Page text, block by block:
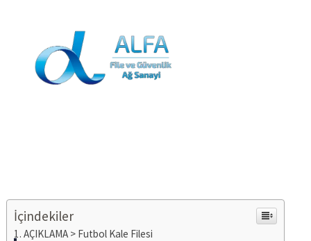
İçindekiler
AÇIKLAMA > Futbol Kale Filesi